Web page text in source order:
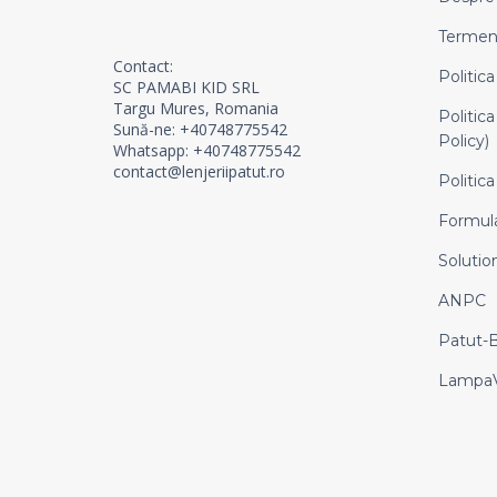
Contact:
SC PAMABI KID SRL
Targu Mures, Romania
Sună-ne: +40748775542
Whatsapp: +40748775542
contact@lenjeriipatut.ro
Policy)
ANPC
Patut-